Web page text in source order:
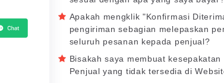
Apakah mengklik "Konfirmasi
pengiriman sebagian melepaskan
seluruh pesanan kepada penjual?
Bisakah saya membuat kesepakatan
Penjual yang tidak tersedia di